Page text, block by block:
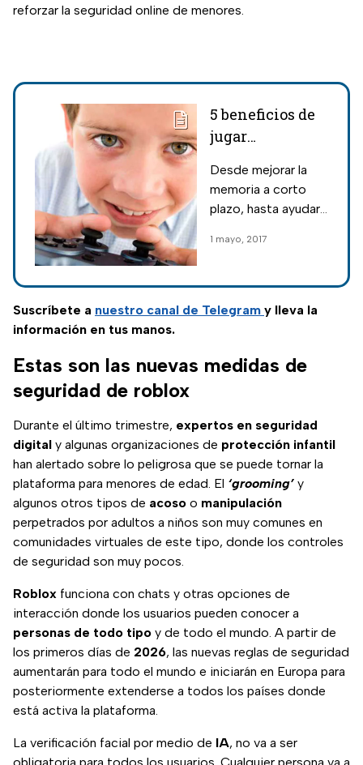
reforzar la seguridad online de menores.
5 beneficios de
jugar
Desde mejorar la
memoria a corto
plazo, hasta ayudar
1 mayo, 2017
Suscríbete a nuestro canal de Telegram y lleva la
información en tus manos.
Estas son las nuevas medidas de
seguridad de roblox
Durante el último trimestre, expertos en seguridad
digital y algunas organizaciones de protección infantil
han alertado sobre lo peligrosa que se puede tornar la
plataforma para menores de edad. El ‘grooming’ y
algunos otros tipos de acoso o manipulación
perpetrados por adultos a niños son muy comunes en
comunidades virtuales de este tipo, donde los controles
de seguridad son muy pocos.
Roblox funciona con chats y otras opciones de
interacción donde los usuarios pueden conocer a
personas de todo tipo y de todo el mundo. A partir de
los primeros días de 2026, las nuevas reglas de seguridad
aumentarán para todo el mundo e iniciarán en Europa para
posteriormente extenderse a todos los países donde
está activa la plataforma.
La verificación facial por medio de IA, no va a ser